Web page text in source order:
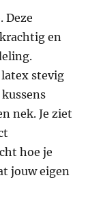
Deze
en
stevig
nek. Je ziet
hoe je
jouw eigen